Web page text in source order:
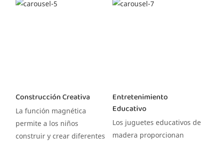
Construcción Creativa
La función magnética
permite a los niños
construir y crear diferentes
Entretenimiento
Educativo
Los juguetes educativos de
madera proporcionan